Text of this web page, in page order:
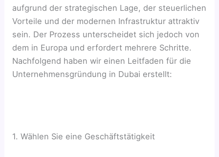
aufgrund der strategischen Lage, der steuerlichen
Vorteile und der modernen Infrastruktur attraktiv
sein. Der Prozess unterscheidet sich jedoch von
dem in Europa und erfordert mehrere Schritte.
Nachfolgend haben wir einen Leitfaden für die
Unternehmensgründung in Dubai erstellt:
1. Wählen Sie eine Geschäftstätigkeit